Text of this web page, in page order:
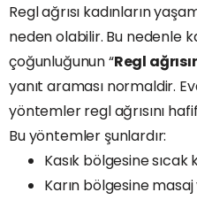
Regl ağrısı kadınların
neden olabilir. Bu nedenle
çoğunluğunun “Regl
yanıt araması normaldir.
yöntemler regl ağrısını
Bu yöntemler şunlardır:
Kasık bölgesine
Karın bölgesine